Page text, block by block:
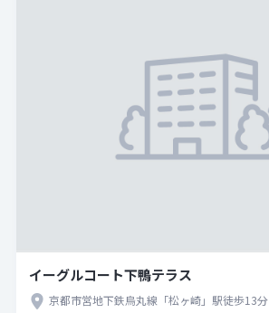
イーグルコート下鴨テラス
京都市営地下鉄烏丸線「松ヶ崎」駅徒歩13分